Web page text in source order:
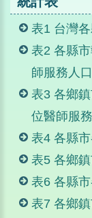
表1 台灣
表2 各縣
師服務人
表3 各鄉
位醫師服
表4 各縣
表5 各鄉
表6 各縣
表7 各鄉